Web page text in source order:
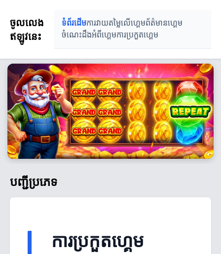
ចូលលេង
ឥឡូវនេះ
ទំព័រដើមការវាយតម្លៃលើហ្គេមព័ត៌មានហ្គេម
ចំណេះដឹងអំពីហ្គេមការប្រកួតហ្គេម
បញ្ជីប្រភេទ
ការប្រកួតហ្គេម